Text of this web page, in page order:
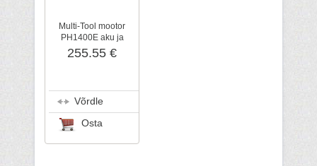
Multi-Tool mootor
PH1400E aku ja
laadijata, EGO
Power+
255.55 €
Võrdle
Osta